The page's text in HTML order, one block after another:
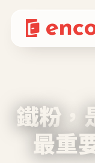
鐵粉，
最重